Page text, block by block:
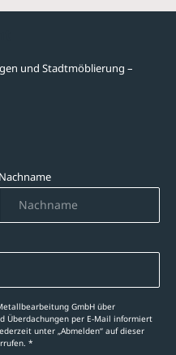
und Stadtmöblierung –
Nachname
GmbH über
Überdachungen per E-Mail informiert
unter „Abmelden‘‘ auf dieser
*